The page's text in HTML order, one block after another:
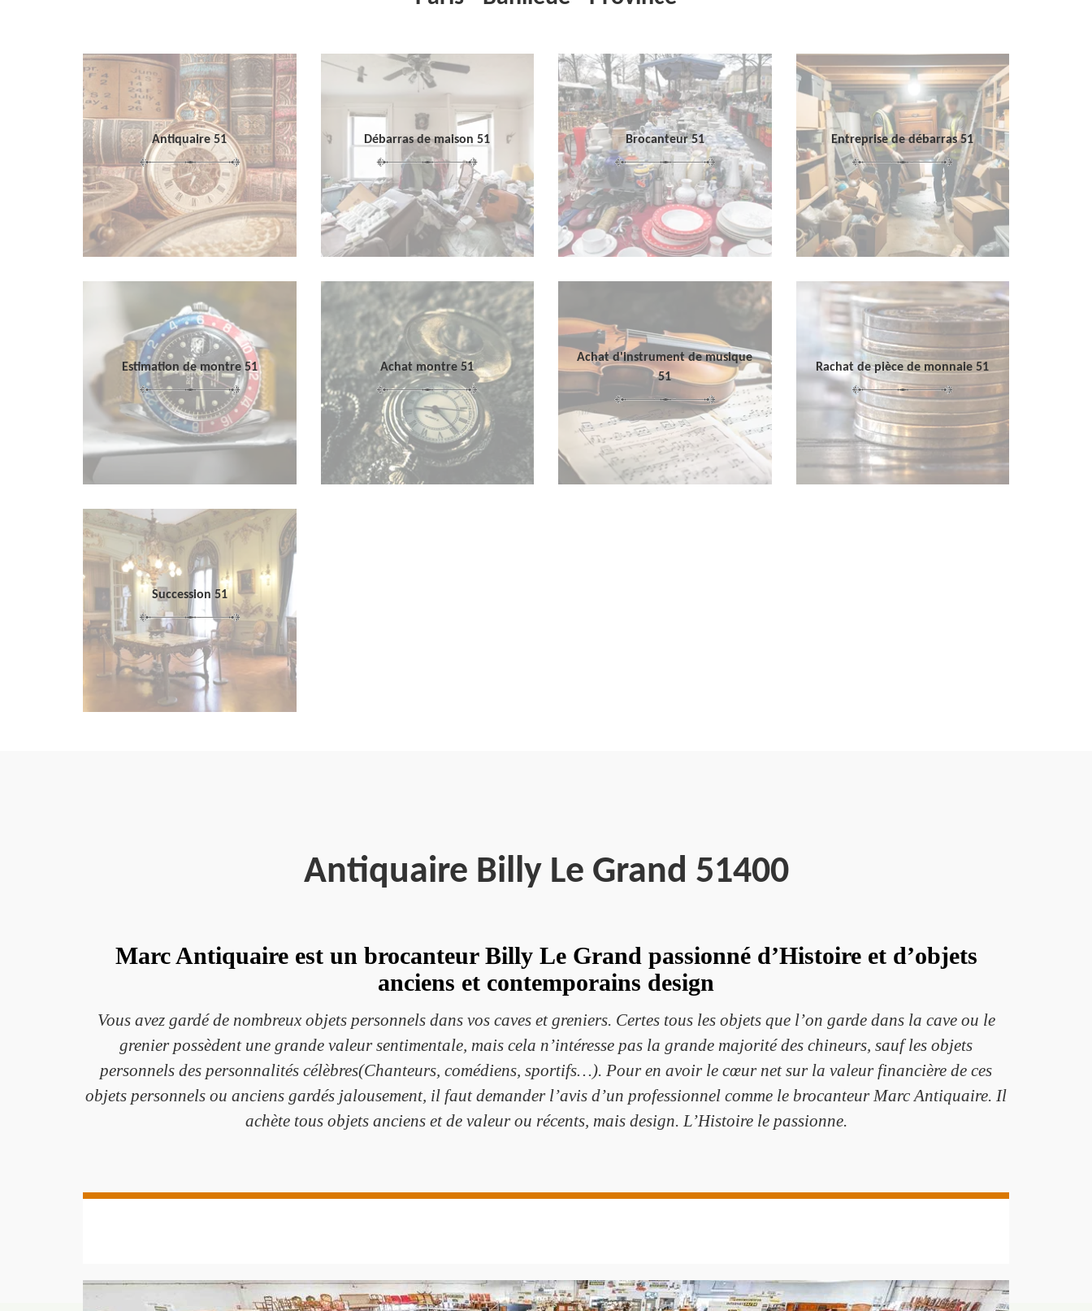
Antiquaire 51 Débarras de maison 51 Brocanteur 51 Entreprise de débarras 51
Estimation de montre 51 Achat montre 51
Achat d'instrument de musique
51
Rachat de pièce de monnaie 51
Succession 51
Antiquaire Billy Le Grand 51400
Marc Antiquaire est un brocanteur Billy Le Grand passionné d’Histoire et d’objets
anciens et contemporains design
Vous avez gardé de nombreux objets personnels dans vos caves et greniers. Certes tous les objets que l’on garde dans la cave ou le
grenier possèdent une grande valeur sentimentale, mais cela n’intéresse pas la grande majorité des chineurs, sauf les objets
personnels des personnalités célèbres(Chanteurs, comédiens, sportifs…). Pour en avoir le cœur net sur la valeur financière de ces
objets personnels ou anciens gardés jalousement, il faut demander l’avis d’un professionnel comme le brocanteur Marc Antiquaire. Il
achète tous objets anciens et de valeur ou récents, mais design. L’Histoire le passionne.